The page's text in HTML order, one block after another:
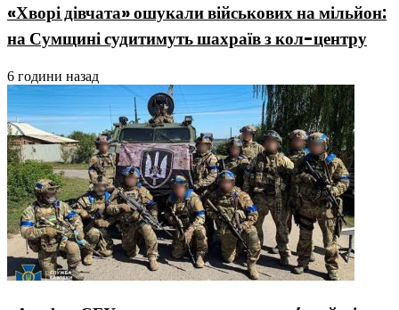
«Хворі дівчата» ошукали військових на мільйон:
на Сумщині судитимуть шахраїв з кол-центру
6 години назад